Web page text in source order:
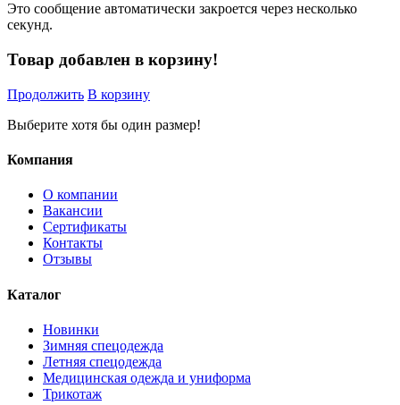
Это сообщение автоматически закроется через несколько
секунд.
Товар добавлен в корзину!
Продолжить В корзину
Выберите хотя бы один размер!
Компания
О компании
Вакансии
Сертификаты
Контакты
Отзывы
Каталог
Новинки
Зимняя спецодежда
Летняя спецодежда
Медицинская одежда и униформа
Трикотаж